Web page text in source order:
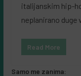
italijanskim hip-
neplanirano duge
Read More
Samo me zanima: